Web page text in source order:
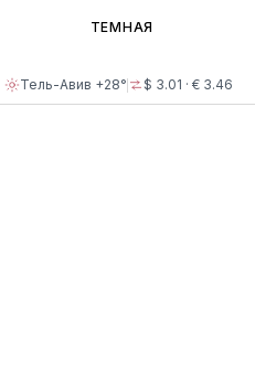
Тель-Авив +28° $ 3.01 · € 3.46
ТЕМНАЯ